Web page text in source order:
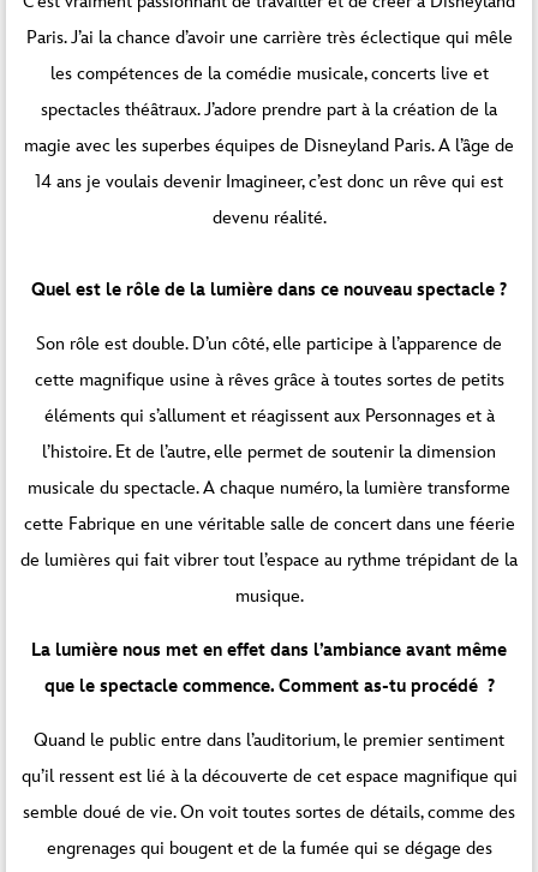
Paris. J’ai la chance d’avoir une carrière très éclectique qui mêle
les compétences de la comédie musicale, concerts live et
spectacles théâtraux. J’adore prendre part à la création de la
magie avec les superbes équipes de Disneyland Paris. A l’âge de
14 ans je voulais devenir Imagineer, c’est donc un rêve qui est
devenu réalité.
Quel est le rôle de la lumière dans ce nouveau spectacle ?
Son rôle est double. D’un côté, elle participe à l’apparence de
cette magnifique usine à rêves grâce à toutes sortes de petits
éléments qui s’allument et réagissent aux Personnages et à
l’histoire. Et de l’autre, elle permet de soutenir la dimension
musicale du spectacle. A chaque numéro, la lumière transforme
cette Fabrique en une véritable salle de concert dans une féerie
de lumières qui fait vibrer tout l’espace au rythme trépidant de la
musique.
La lumière nous met en effet dans l’ambiance avant même
que le spectacle commence. Comment as-tu procédé ?
Quand le public entre dans l’auditorium, le premier sentiment
qu’il ressent est lié à la découverte de cet espace magnifique qui
semble doué de vie. On voit toutes sortes de détails, comme des
engrenages qui bougent et de la fumée qui se dégage des